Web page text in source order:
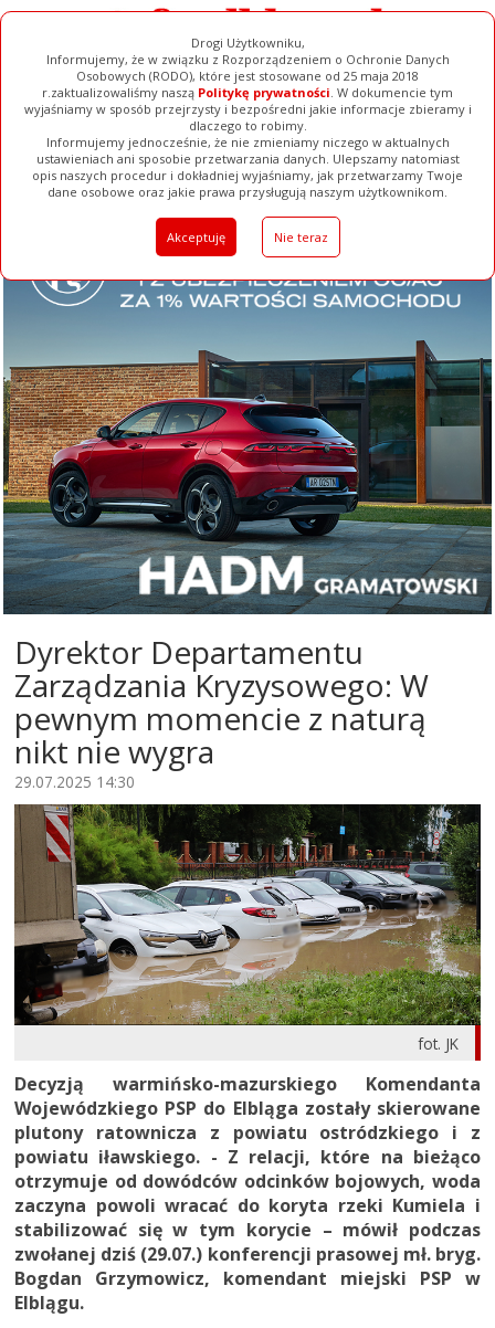
Drogi Użytkowniku,
Informujemy, że w związku z Rozporządzeniem o Ochronie Danych
Osobowych (RODO), które jest stosowane od 25 maja 2018
r.zaktualizowaliśmy naszą Politykę prywatności. W dokumencie tym
wyjaśniamy w sposób przejrzysty i bezpośredni jakie informacje zbieramy i
dlaczego to robimy.
Informujemy jednocześnie, że nie zmieniamy niczego w aktualnych
ustawieniach ani sposobie przetwarzania danych. Ulepszamy natomiast
opis naszych procedur i dokładniej wyjaśniamy, jak przetwarzamy Twoje
dane osobowe oraz jakie prawa przysługują naszym użytkownikom.
Akceptuję Nie teraz
Ogłoszenia Filmy Galerie Baza Firm Pełna Wersja
Dyrektor Departamentu
Zarządzania Kryzysowego: W
pewnym momencie z naturą
nikt nie wygra
29.07.2025 14:30
fot. JK
Decyzją warmińsko-mazurskiego Komendanta
Wojewódzkiego PSP do Elbląga zostały skierowane
plutony ratownicza z powiatu ostródzkiego i z
powiatu iławskiego. - Z relacji, które na bieżąco
otrzymuje od dowódców odcinków bojowych, woda
zaczyna powoli wracać do koryta rzeki Kumiela i
stabilizować się w tym korycie – mówił podczas
zwołanej dziś (29.07.) konferencji prasowej mł. bryg.
Bogdan Grzymowicz, komendant miejski PSP w
Elblągu.